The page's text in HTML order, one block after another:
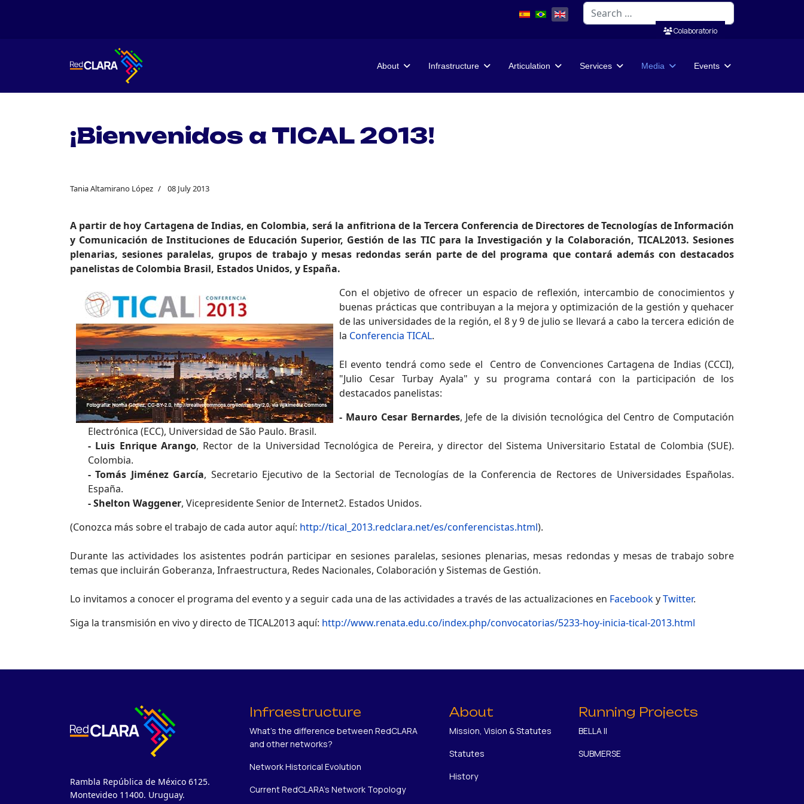
Search
Colaboratorio
About Infrastructure Articulation Services Media Events
¡Bienvenidos a TICAL 2013!
Tania Altamirano López 08 July 2013
A partir de hoy Cartagena de Indias, en Colombia, será la anfitriona de la Tercera Conferencia de Directores de Tecnologías de Información
y Comunicación de Instituciones de Educación Superior, Gestión de las TIC para la Investigación y la Colaboración, TICAL2013. Sesiones
plenarias, sesiones paralelas, grupos de trabajo y mesas redondas serán parte de del programa que contará además con destacados
panelistas de Colombia Brasil, Estados Unidos, y España.
Con el objetivo de ofrecer un espacio de reflexión, intercambio de conocimientos y
buenas prácticas que contribuyan a la mejora y optimización de la gestión y quehacer
de las universidades de la región, el 8 y 9 de julio se llevará a cabo la tercera edición de
la Conferencia TICAL.
El evento tendrá como sede el Centro de Convenciones Cartagena de Indias (CCCI),
"Julio Cesar Turbay Ayala" y su programa contará con la participación de los
destacados panelistas:
- Mauro Cesar Bernardes, Jefe de la división tecnológica del Centro de Computación
Electrónica (ECC), Universidad de São Paulo. Brasil.
- Luis Enrique Arango, Rector de la Universidad Tecnológica de Pereira, y director del Sistema Universitario Estatal de Colombia (SUE).
Colombia.
- Tomás Jiménez García, Secretario Ejecutivo de la Sectorial de Tecnologías de la Conferencia de Rectores de Universidades Españolas.
España.
- Shelton Waggener, Vicepresidente Senior de Internet2. Estados Unidos.
(Conozca más sobre el trabajo de cada autor aquí: http://tical_2013.redclara.net/es/conferencistas.html).
Durante las actividades los asistentes podrán participar en sesiones paralelas, sesiones plenarias, mesas redondas y mesas de trabajo sobre
temas que incluirán Goberanza, Infraestructura, Redes Nacionales, Colaboración y Sistemas de Gestión.
Lo invitamos a conocer el programa del evento y a seguir cada una de las actividades a través de las actualizaciones en FacebookyTwitter.
Siga la transmisión en vivo y directo de TICAL2013 aquí: http://www.renata.edu.co/index.php/convocatorias/5233-hoy-inicia-tical-2013.html
Rambla República de México 6125.
Montevideo 11400. Uruguay.
Infraestructure
What's the difference between RedCLARA
and other networks?
Network Historical Evolution
Current RedCLARA's Network Topology
About
Mission, Vision & Statutes
Statutes
History
Running Projects
BELLA II
SUBMERSE